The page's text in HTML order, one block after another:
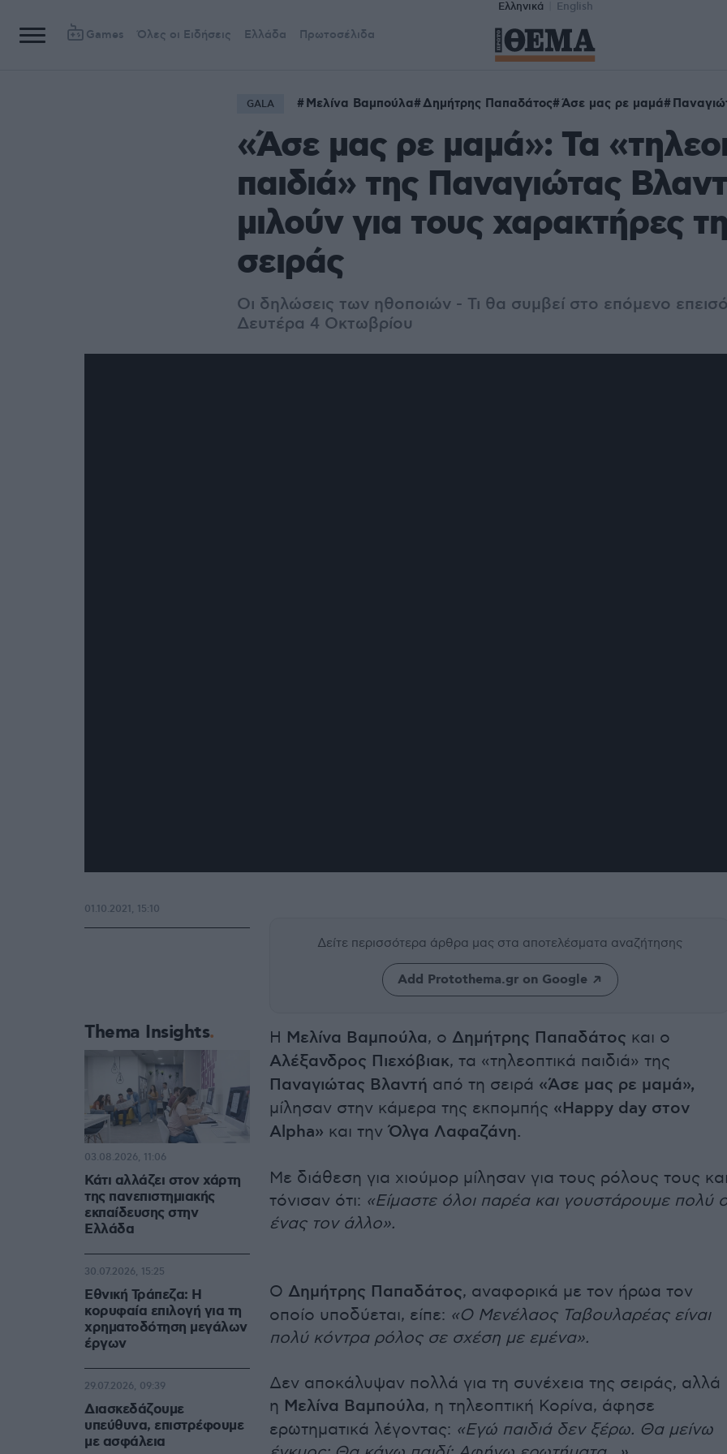
Ελληνικά English
Games Όλες οι Ειδήσεις Ελλάδα Πρωτοσέλιδα
GALA Μελίνα Βαμπούλα Δημήτρης Παπαδάτος Άσε μας ρε μαμά
«Άσε μας ρε μαμά»: Τα
παιδιά» της Παναγιώτας
μιλούν για τους χαρακτήρες
σειράς
Οι δηλώσεις των ηθοποιών - Τι θα συμβεί στο επόμενο
Δευτέρα 4 Οκτωβρίου
Δείτε περισσότερα άρθρα μας στα αποτελέσματα αναζήτησης
Add Protothema.gr on Google
Η Μελίνα Βαμπούλα, ο Δημήτρης Παπαδάτος και ο
Αλέξανδρος Πιεχόβιακ, τα «τηλεοπτικά παιδιά» της
Παναγιώτας Βλαντή από τη σειρά «Άσε μας ρε μαμά»,
μίλησαν στην κάμερα της εκπομπής «Happy day στον
Alpha» και την Όλγα Λαφαζάνη.
Με διάθεση για χιούμορ μίλησαν για τους ρόλους τους
τόνισαν ότι: «Είμαστε όλοι παρέα και γουστάρουμε πολύ
ένας τον άλλο».
Ο Δημήτρης Παπαδάτος, αναφορικά με τον ήρωα τον
οποίο υποδύεται, είπε: «Ο Μενέλαος Ταβουλαρέας είναι
πολύ κόντρα ρόλος σε σχέση με εμένα».
Δεν αποκάλυψαν πολλά για τη συνέχεια της σειράς, αλλά
η Μελίνα Βαμπούλα, η τηλεοπτική Κορίνα, άφησε
ερωτηματικά λέγοντας: «Εγώ παιδιά δεν ξέρω. Θα μείνω
01.10.2021, 15:10
Thema Insights
Κάτι αλλάζει στον χάρτη
της πανεπιστημιακής
εκπαίδευσης στην
Ελλάδα
03.08.2026, 11:06
Εθνική Τράπεζα: Η
κορυφαία επιλογή για τη
χρηματοδότηση μεγάλων
έργων
30.07.2026, 15:25
Διασκεδάζουμε
υπεύθυνα, επιστρέφουμε
με ασφάλεια
29.07.2026, 09:39